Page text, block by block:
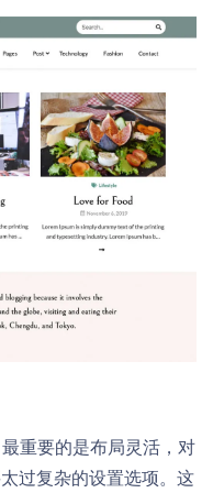
重要的是布局灵活，对
过复杂的设置选项。这